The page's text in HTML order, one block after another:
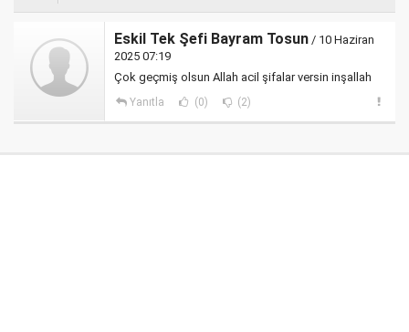
Eskil Tek Şefi Bayram Tosun / 10 Haziran
2025 07:19
Çok geçmiş olsun Allah acil şifalar versin inşallah
Yanıtla (0) (2)